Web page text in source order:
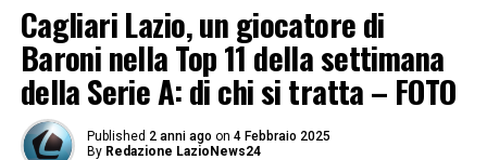
Cagliari Lazio, un giocatore di
Baroni nella Top 11 della settimana
della Serie A: di chi si tratta – FOTO
Published 2 anni ago on 4 Febbraio 2025
By Redazione LazioNews24